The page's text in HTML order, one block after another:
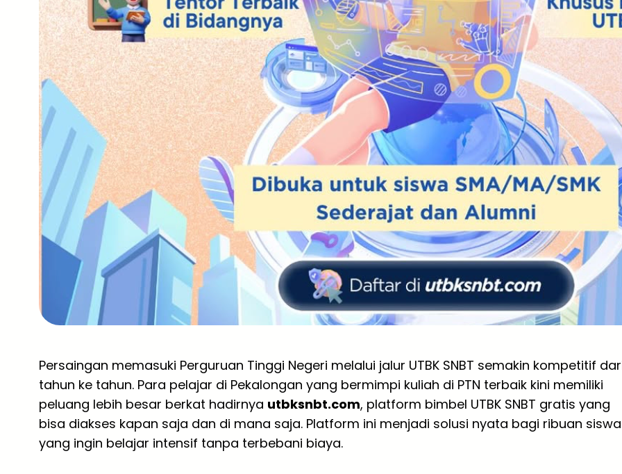
Persaingan memasuki Perguruan Tinggi Negeri melalui jalur UTBK SNBT semakin kompetitif
tahun ke tahun. Para pelajar di Pekalongan yang bermimpi kuliah di PTN terbaik kini memiliki
peluang lebih besar berkat hadirnya utbksnbt.com, platform bimbel UTBK SNBT gratis yang
bisa diakses kapan saja dan di mana saja. Platform ini menjadi solusi nyata bagi ribuan siswa
yang ingin belajar intensif tanpa terbebani biaya.